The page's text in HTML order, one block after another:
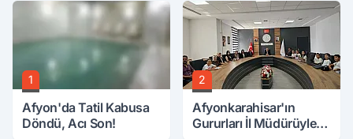
1
Afyon'da Tatil Kabusa
Döndü, Acı Son!
2
Afyonkarahisar'ın
Gururları İl Müdürüyle